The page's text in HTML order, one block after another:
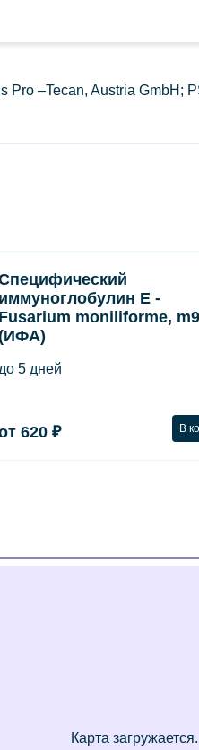
–Tecan, Austria GmbH;
иммуноглобулин Е -
Fusarium moniliforme, m9
до 5 дней
620 ₽ В